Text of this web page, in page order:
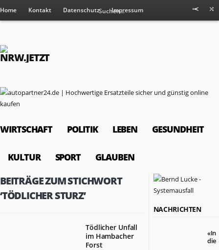
Home Kontakt Datenschutz Impressum
WIRTSCHAFT POLITIK LEBEN GESUNDHEIT
KULTUR SPORT GLAUBEN
BEITRÄGE ZUM STICHWORT
‘TÖDLICHER STURZ’
Tödlicher Unfall
im Hambacher
Forst
NACHRICHTEN
«In
die